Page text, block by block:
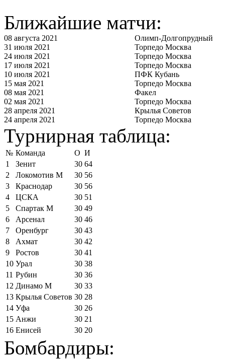
Ближайшие матчи:
08 августа 2021
Олимп-Долгопрудный
31 июля 2021
Торпедо Москва
24 июля 2021
Торпедо Москва
17 июля 2021
Торпедо Москва
10 июля 2021
ПФК Кубань
15 мая 2021
Торпедо Москва
08 мая 2021
Факел
02 мая 2021
Торпедо Москва
28 апреля 2021
Крылья Советов
24 апреля 2021
Торпедо Москва
Турнирная таблица:
№ Команда О И
1
Зенит 30 64
2
Локомотив М 30 56
3
Краснодар 30 56
4
ЦСКА 30 51
5
Спартак М 30 49
6
Арсенал 30 46
7
Оренбург 30 43
8
Ахмат 30 42
9
Ростов 30 41
10 Урал 30 38
11 Рубин 30 36
12 Динамо М 30 33
13 Крылья Советов 30 28
14 Уфа 30 26
15 Анжи 30 21
16 Енисей 30 20
Бомбардиры: